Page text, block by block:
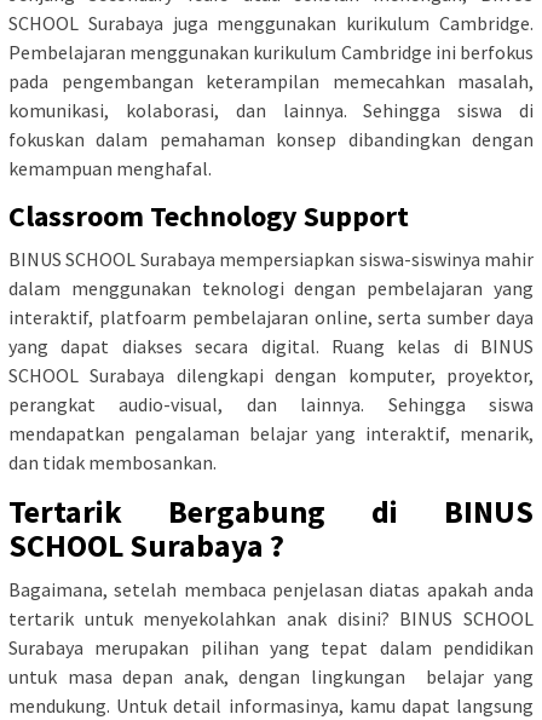
SCHOOL Surabaya juga menggunakan kurikulum Cambridge.
Pembelajaran menggunakan kurikulum Cambridge ini berfokus
pada pengembangan keterampilan memecahkan masalah,
komunikasi, kolaborasi, dan lainnya. Sehingga siswa di
fokuskan dalam pemahaman konsep dibandingkan dengan
kemampuan menghafal.
Classroom Technology Support
BINUS SCHOOL Surabaya mempersiapkan siswa-siswinya mahir
dalam menggunakan teknologi dengan pembelajaran yang
interaktif, platfoarm pembelajaran online, serta sumber daya
yang dapat diakses secara digital. Ruang kelas di BINUS
SCHOOL Surabaya dilengkapi dengan komputer, proyektor,
perangkat audio-visual, dan lainnya. Sehingga siswa
mendapatkan pengalaman belajar yang interaktif, menarik,
dan tidak membosankan.
Tertarik Bergabung di BINUS
SCHOOL Surabaya ?
Bagaimana, setelah membaca penjelasan diatas apakah anda
tertarik untuk menyekolahkan anak disini? BINUS SCHOOL
Surabaya merupakan pilihan yang tepat dalam pendidikan
untuk masa depan anak, dengan lingkungan belajar yang
mendukung. Untuk detail informasinya, kamu dapat langsung